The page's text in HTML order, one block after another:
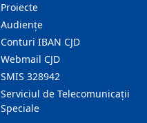
Proiecte
Audienţe
Conturi IBAN CJD
Webmail CJD
SMIS 328942
Serviciul de Telecomunicații
Speciale